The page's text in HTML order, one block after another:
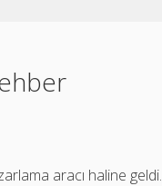
aracı haline geldi.